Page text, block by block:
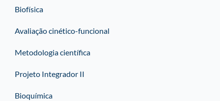
Biofísica
Avaliação cinético-funcional
Metodologia científica
Projeto Integrador II
Bioquímica